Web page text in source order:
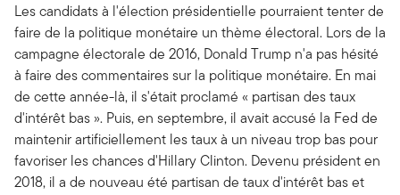
Les candidats à l'élection présidentielle pourraient tenter de
faire de la politique monétaire un thème électoral. Lors de la
campagne électorale de 2016, Donald Trump n'a pas hésité
à faire des commentaires sur la politique monétaire. En mai
de cette année-là, il s'était proclamé « partisan des taux
d'intérêt bas ». Puis, en septembre, il avait accusé la Fed de
maintenir artificiellement les taux à un niveau trop bas pour
favoriser les chances d'Hillary Clinton. Devenu président en
2018, il a de nouveau été partisan de taux d'intérêt bas et